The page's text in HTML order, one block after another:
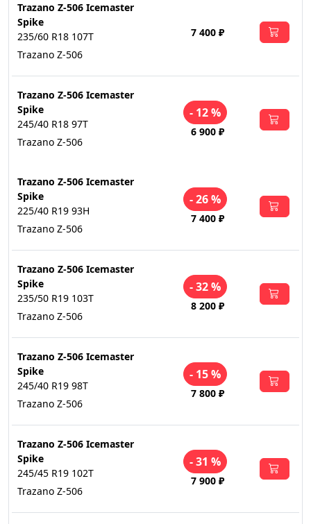
Trazano Z-506 Icemaster
Spike
235/60 R18 107T
Trazano Z-506
7 400 ₽
Trazano Z-506 Icemaster
Spike
245/40 R18 97T
Trazano Z-506
- 12 %
6 900 ₽
Trazano Z-506 Icemaster
Spike
225/40 R19 93H
Trazano Z-506
- 26 %
7 400 ₽
Trazano Z-506 Icemaster
Spike
235/50 R19 103T
Trazano Z-506
- 32 %
8 200 ₽
Trazano Z-506 Icemaster
Spike
245/40 R19 98T
Trazano Z-506
- 15 %
7 800 ₽
Trazano Z-506 Icemaster
Spike
245/45 R19 102T
Trazano Z-506
- 31 %
7 900 ₽